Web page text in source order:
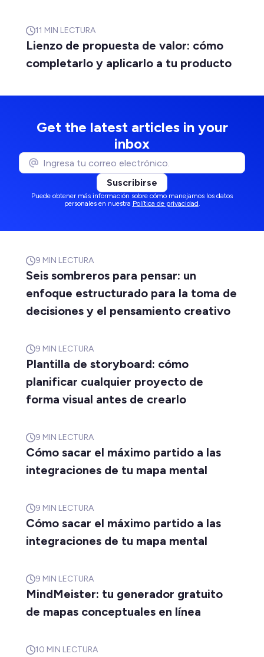
11 MIN LECTURA
Lienzo de propuesta de valor: cómo
completarlo y aplicarlo a tu producto
Get the latest articles in your
inbox
Suscribirse
Puede obtener más información sobre cómo manejamos los datos
personales en nuestra Política de privacidad.
9 MIN LECTURA
Seis sombreros para pensar: un
enfoque estructurado para la toma de
decisiones y el pensamiento creativo
9 MIN LECTURA
Plantilla de storyboard: cómo
planificar cualquier proyecto de
forma visual antes de crearlo
9 MIN LECTURA
Cómo sacar el máximo partido a las
integraciones de tu mapa mental
9 MIN LECTURA
Cómo sacar el máximo partido a las
integraciones de tu mapa mental
9 MIN LECTURA
MindMeister: tu generador gratuito
de mapas conceptuales en línea
10 MIN LECTURA